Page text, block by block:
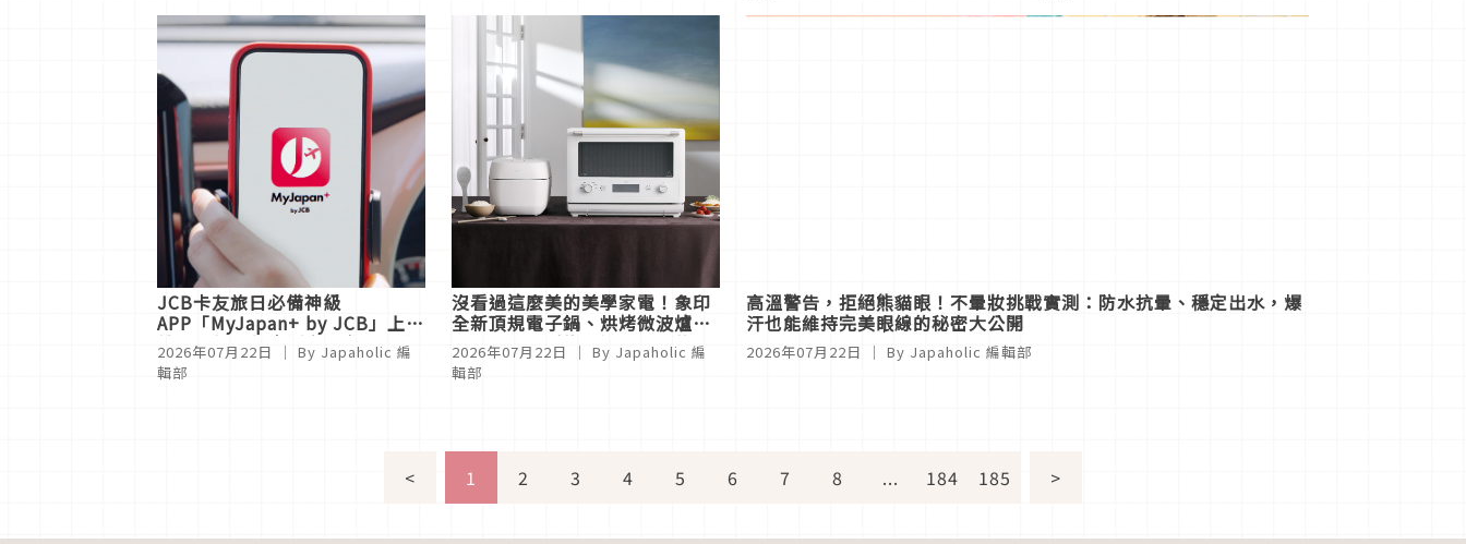
JCB卡友旅日必備神級
APP「MyJapan+ by JCB」上
線，暑假超優惠活動不參加就太
虧！
2026年07月22日
｜ By Japaholic 編
輯部
沒看過這麼美的美學家電！象印
全新頂規電子鍋、烘烤微波爐，
一機料理連酥炸回溫都是脆的
2026年07月22日
｜ By Japaholic 編
輯部
高溫警告，拒絕熊貓眼！不暈妝挑戰實測：防水抗暈、穩定出水，爆
汗也能維持完美眼線的秘密大公開
2026年07月22日 ｜ By Japaholic 編輯部
< 1 2 3 4 5 6 7 8 ... 184 185 >